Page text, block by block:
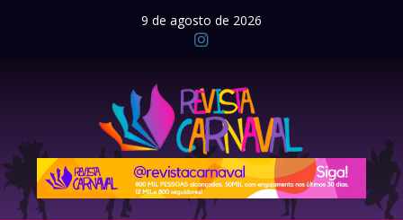
9 de agosto de 2026